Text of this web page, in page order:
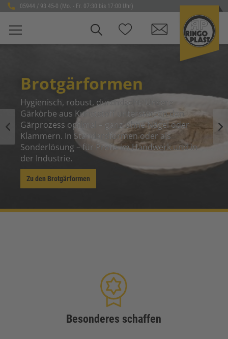
05944 / 93 45-0 (Mo. - Fr. 07:30 bis 17:00 Uhr)
in
UNISTA - Einer für
Der geschlossene Systemkasten für alle
Anwendungsbereiche
einfach, geradlinig und universell einsetzbar.
Zum UNISTA Sortiment
Besonderes schaffen